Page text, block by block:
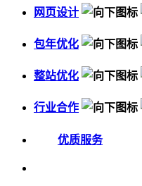
网页设计
包年优化
整站优化
行业合作
优质服务